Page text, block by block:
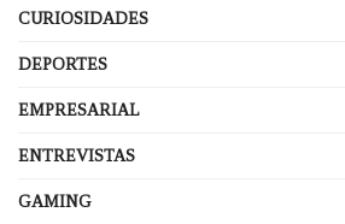
CURIOSIDADES
DEPORTES
EMPRESARIAL
ENTREVISTAS
GAMING